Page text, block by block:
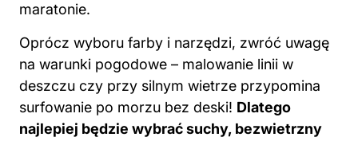
maratonie.
Oprócz wyboru farby i narzędzi, zwróć uwagę
na warunki pogodowe – malowanie linii w
deszczu czy przy silnym wietrze przypomina
surfowanie po morzu bez deski! Dlatego
najlepiej będzie wybrać suchy, bezwietrzny